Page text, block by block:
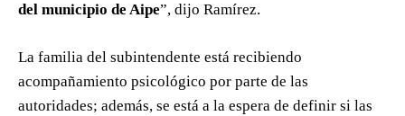
del municipio de Aipe”, dijo Ramírez.
La familia del subintendente está recibiendo
acompañamiento psicológico por parte de las
autoridades; además, se está a la espera de definir si las